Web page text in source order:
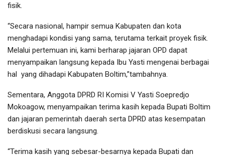
fisik.
“Secara nasional, hampir semua Kabupaten dan kota
menghadapi kondisi yang sama, terutama terkait proyek fisik.
Melalui pertemuan ini, kami berharap jajaran OPD dapat
menyampaikan langsung kepada Ibu Yasti mengenai berbagai
hal yang dihadapi Kabupaten Boltim,”tambahnya.
Sementara, Anggota DPRD RI Komisi V Yasti Soepredjo
Mokoagow, menyampaikan terima kasih kepada Bupati Boltim
dan jajaran pemerintah daerah serta DPRD atas kesempatan
berdiskusi secara langsung.
“Terima kasih yang sebesar-besarnya kepada Bupati dan